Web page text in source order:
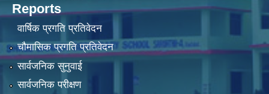
Reports
वार्षिक प्रगति प्रतिवेदन
चौमासिक प्रगति प्रतिवेदन
सार्वजनिक सुनुवाई
सार्वजनिक परीक्षण